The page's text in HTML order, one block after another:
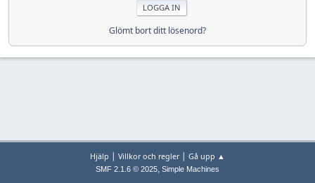
Glömt bort ditt lösenord?
Hjälp | Villkor och regler| Gå upp ▲
SMF 2.1.6 © 2025, Simple Machines